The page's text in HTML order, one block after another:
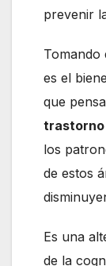
prevenir
Tomando
es el
que
trastorno
los
de estos
Es una
de la